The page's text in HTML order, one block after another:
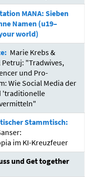
MANA: Sieben
Namen (u19–
world)
Marie Krebs &
Petruj: "Tradwives,
und Pro-
Wie Social Media der
'traditionelle
Stammtisch:
im KI-Kreuzfeuer
und Get together